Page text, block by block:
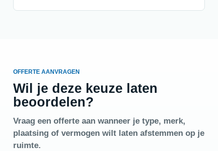
OFFERTE AANVRAGEN
Wil je deze keuze laten
beoordelen?
Vraag een offerte aan wanneer je type, merk,
plaatsing of vermogen wilt laten afstemmen op je
ruimte.